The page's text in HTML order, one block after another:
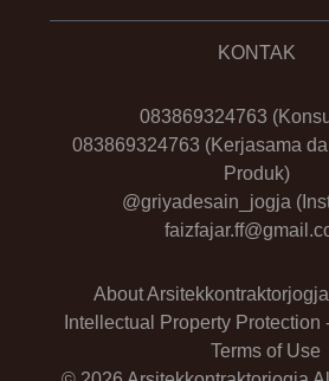
KONTAK
083869324763
083869324763 (Kerjasama
Produk)
@griyadesain_jogja
About Arsitekkontraktorjogja
Intellectual Property Protection
Terms of Use